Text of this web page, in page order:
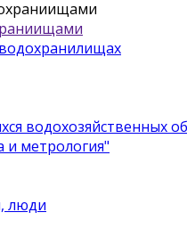
водохозяйственных
метрология"
люди